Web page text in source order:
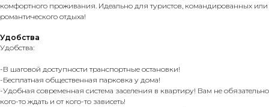
комфортного проживания. Идеально для туристов, командированных или
романтического отдыха!
Удобства
Удобства:
-В шаговой доступности транспортные остановки!
-Бесплатная общественная парковка у дома!
-Удобная современная система заселения в квартиру! Вам не обязательно
кого-то ждать и от кого-то зависеть!